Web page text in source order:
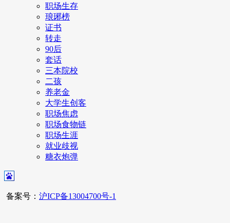
职场生存
琅琊榜
证书
转走
90后
套话
三本院校
二孩
养老金
大学生创客
职场焦虑
职场食物链
职场生涯
就业歧视
糖衣炮弹
备案号： 沪ICP备13004700号-1